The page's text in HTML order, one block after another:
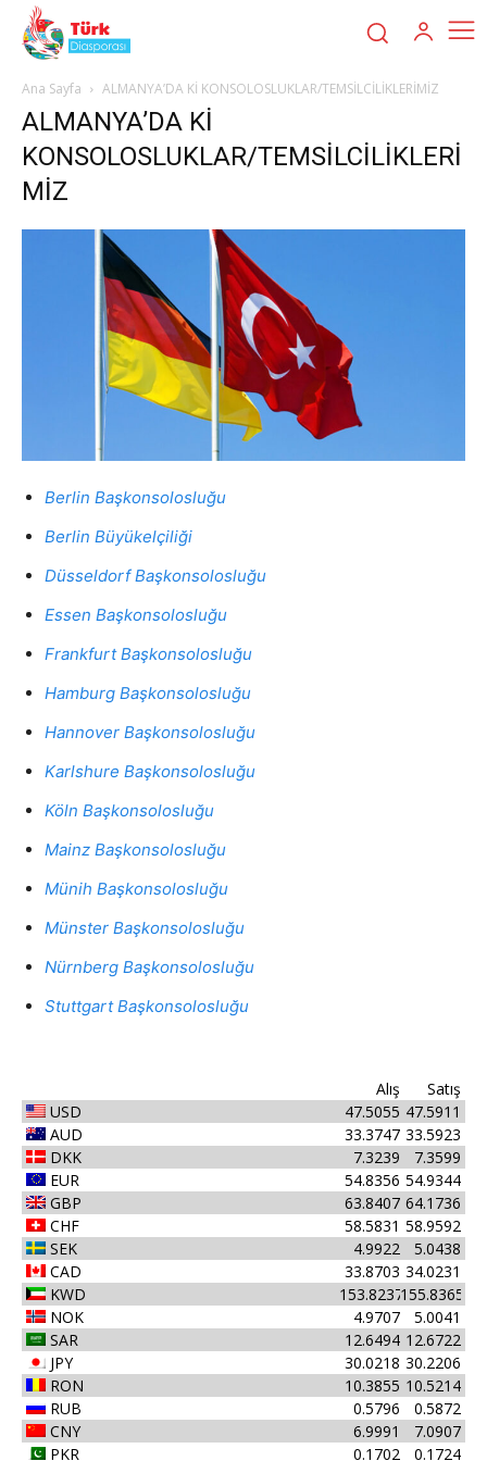
Ana Sayfa ALMANYA’DA Kİ KONSOLOSLUKLAR/TEMSİLCİLİKLERİMİZ
ALMANYA’DA Kİ
KONSOLOSLUKLAR/TEMSİLCİLİKLERİ
MİZ
Berlin Başkonsolosluğu
Berlin Büyükelçiliği
Düsseldorf Başkonsolosluğu
Essen Başkonsolosluğu
Frankfurt Başkonsolosluğu
Hamburg Başkonsolosluğu
Hannover Başkonsolosluğu
Karlshure Başkonsolosluğu
Köln Başkonsolosluğu
Mainz Başkonsolosluğu
Münih Başkonsolosluğu
Münster Başkonsolosluğu
Nürnberg Başkonsolosluğu
Stuttgart Başkonsolosluğu
Satış
Alış
USD
47.5911
47.5055
AUD
33.5923
33.3747
DKK
7.3599
7.3239
EUR
54.9344
54.8356
GBP
64.1736
63.8407
CHF
58.9592
58.5831
SEK
5.0438
4.9922
CAD
34.0231
33.8703
KWD
155.8365
153.8237
NOK
5.0041
4.9707
SAR
12.6722
12.6494
JPY
30.2206
30.0218
RON
10.5214
10.3855
RUB
0.5872
0.5796
CNY
7.0907
6.9991
PKR
0.1724
0.1702